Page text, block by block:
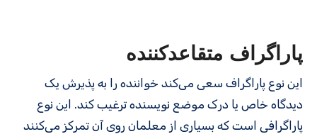
پاراگراف متقاعدکننده
این نوع پاراگراف سعی می‌کند خواننده را به پذیرش یک
دیدگاه خاص یا درک موضع نویسنده ترغیب کند. این نوع
پاراگرافی است که بسیاری از معلمان روی آن تمرکز می‌کنند